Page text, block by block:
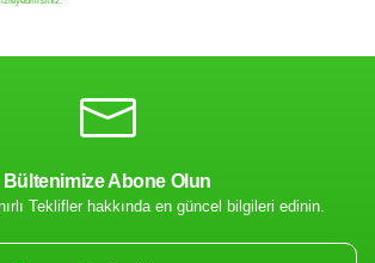
Bültenimize Abone Olun
Teklifler hakkında en güncel bilgileri edinin.